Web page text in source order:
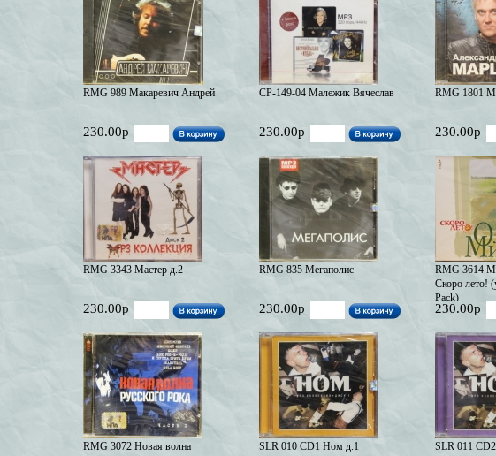
RMG 989 Макаревич Андрей
230.00р
СР-149-04 Малежик Вячеслав
230.00р
RMG 1801
230.00р
RMG 3343 Мастер д.2
230.00р
RMG 835 Мегаполис
230.00р
RMG 3614
Скоро лето!
Pack)
230.00р
RMG 3072 Новая волна
SLR 010 CD1 Ном д.1 SLR 011